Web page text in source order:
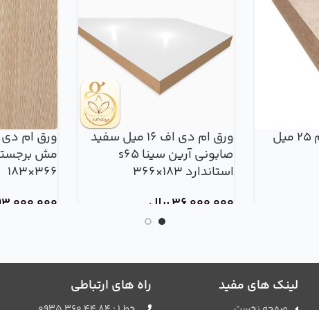
ورق ام دی اف خام 25 میل
ورق ام دی اف 16 میل سفید
صابونی آرین سینا s65
استاندارد 183×366
36,000,000ریال
مش
366×183
لینک های مفید راه های ارتباطی